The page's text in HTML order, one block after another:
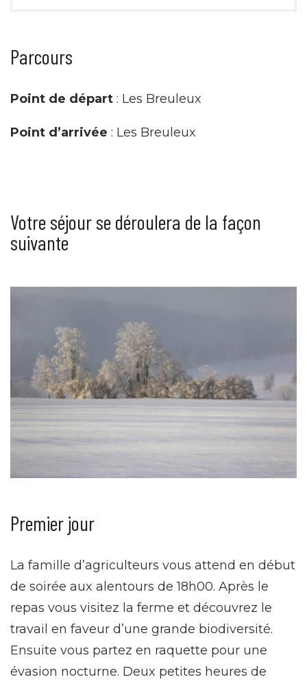
Parcours
Point de départ : Les Breuleux
Point d’arrivée : Les Breuleux
Votre séjour se déroulera de la façon
suivante
Premier jour
La famille d’agriculteurs vous attend en début
de soirée aux alentours de 18h00. Après le
repas vous visitez la ferme et découvrez le
travail en faveur d’une grande biodiversité.
Ensuite vous partez en raquette pour une
évasion nocturne. Deux petites heures de